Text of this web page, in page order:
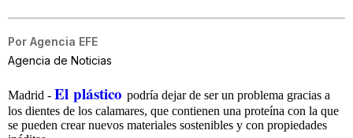
Por Agencia EFE
Agencia de Noticias
Madrid - El plástico podría dejar de ser un problema gracias a
los dientes de los calamares, que contienen una proteína con la que
se pueden crear nuevos materiales sostenibles y con propiedades